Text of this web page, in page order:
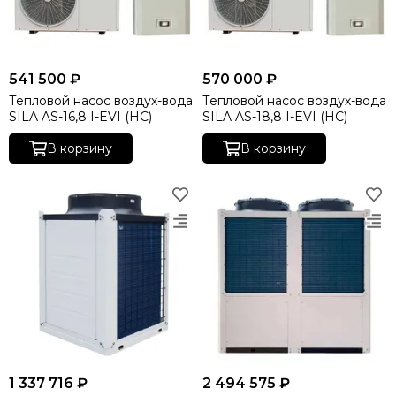
541 500 ₽
Тепловой насос воздух-вода
SILA AS-16,8 I-EVI (HC)
В корзину
570 000 ₽
Тепловой насос воздух-вода
SILA AS-18,8 I-EVI (HC)
В корзину
1 337 716 ₽ 2 494 575 ₽